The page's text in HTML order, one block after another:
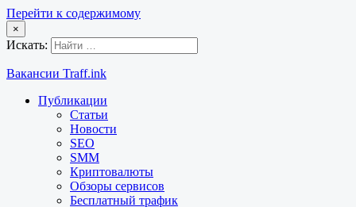
Перейти к содержимому
×
Искать:
Вакансии Traff.ink
Публикации
Статьи
Новости
SEO
SMM
Криптовалюты
Обзоры сервисов
Бесплатный трафик